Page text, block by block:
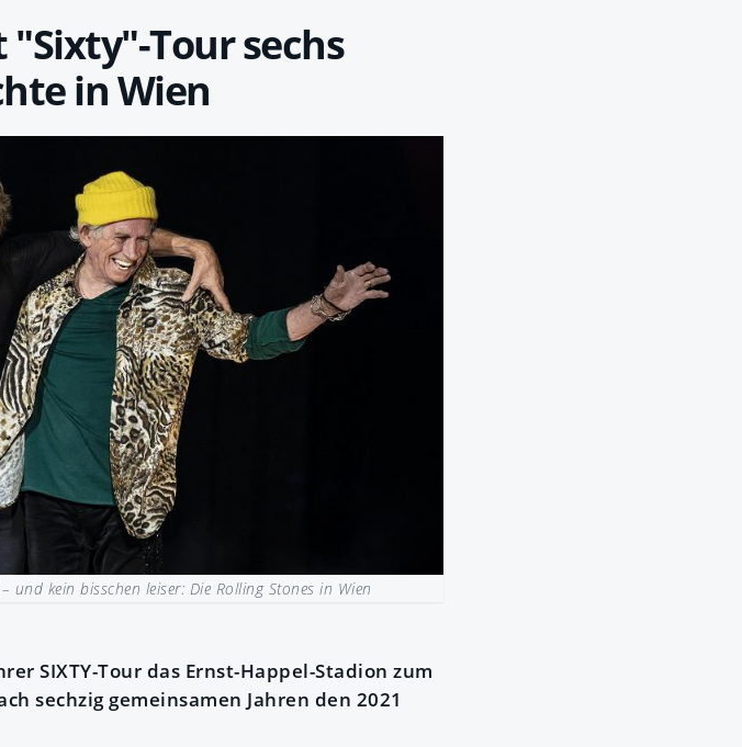
Tour sechs
in Wien
und kein bisschen leiser: Die Rolling Stones in Wien
SIXTY-Tour das Ernst-Happel-Stadion zum
sechzig gemeinsamen Jahren den 2021